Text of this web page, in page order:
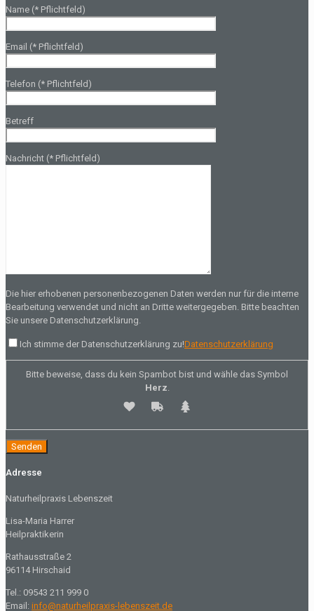
Name (* Pflichtfeld)
Email (* Pflichtfeld)
Telefon (* Pflichtfeld)
Betreff
Nachricht (* Pflichtfeld)
Die hier erhobenen personenbezogenen Daten werden nur für die interne
Bearbeitung verwendet und nicht an Dritte weitergegeben. Bitte beachten
Sie unsere Datenschutzerklärung.
Ich stimme der Datenschutzerklärung zu!Datenschutzerklärung
Bitte beweise, dass du kein Spambot bist und wähle das Symbol
Herz.
Adresse
Naturheilpraxis Lebenszeit
Lisa-Maria Harrer
Heilpraktikerin
Rathausstraße 2
96114 Hirschaid
Tel.: 09543 211 999 0
Email: info@naturheilpraxis-lebenszeit.de